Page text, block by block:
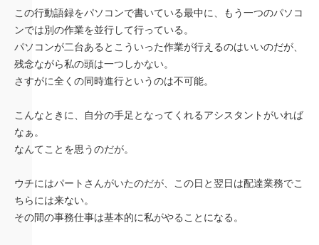
この行動語録をパソコンで書いている最中に、もう一つのパソコ
ンでは別の作業を並行して行っている。
パソコンが二台あるとこういった作業が行えるのはいいのだが、
残念ながら私の頭は一つしかない。
さすがに全くの同時進行というのは不可能。
こんなときに、自分の手足となってくれるアシスタントがいれば
なぁ。
なんてことを思うのだが。
ウチにはパートさんがいたのだが、この日と翌日は配達業務でこ
ちらには来ない。
その間の事務仕事は基本的に私がやることになる。